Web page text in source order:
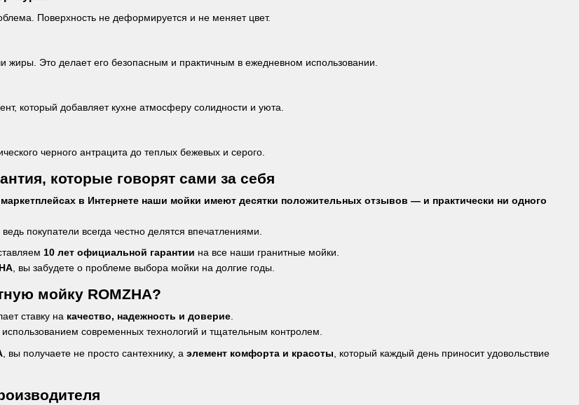
Поверхность не деформируется и не меняет цвет.
жиры. Это делает его безопасным и практичным в ежедневном использовании.
который добавляет кухне атмосферу солидности и уюта.
черного антрацита до теплых бежевых и серого.
которые говорят сами за себя
в Интернете наши мойки имеют десятки положительных отзывов — и практически ни одного
покупатели всегда честно делятся впечатлениями.
10 лет официальной гарантии на все наши гранитные мойки.
, вы забудете о проблеме выбора мойки на долгие годы.
мойку ROMZHA?
ставку на качество, надежность и доверие
современных технологий и тщательным контролем.
, вы получаете не просто сантехнику, а элемент комфорта и красоты , который каждый день приносит удовольствие